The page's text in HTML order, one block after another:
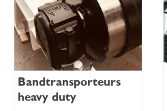
Bandtransporteurs
heavy duty